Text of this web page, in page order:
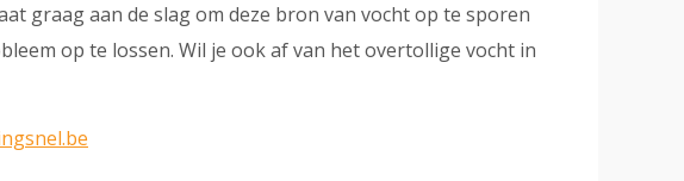
graag aan de slag om deze bron van vocht op te sporen
op te lossen. Wil je ook af van het overtollige vocht in